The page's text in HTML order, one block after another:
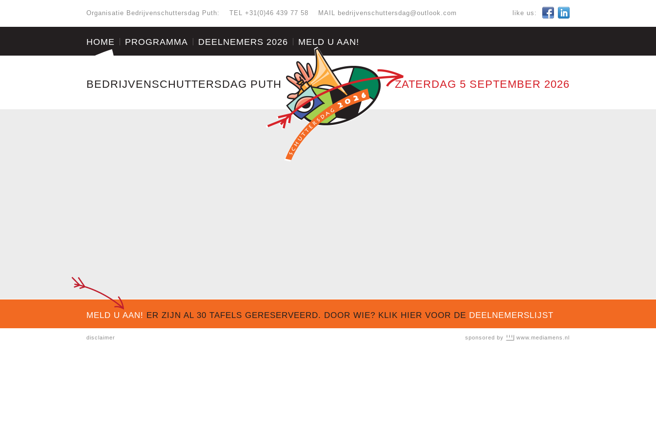
Organisatie Bedrijvenschuttersdag Puth: TEL +31(0)46 439 77 58 MAIL bedrijvenschuttersdag@outlook.com like us:
HOME PROGRAMMA DEELNEMERS 2026 MELD U AAN!
BEDRIJVENSCHUTTERSDAG PUTH ZATERDAG 5 SEPTEMBER 2026
MELD U AAN! ER ZIJN AL 30 TAFELS GERESERVEERD. DOOR WIE? KLIK HIER VOOR DE DEELNEMERSLIJST
sponsored by www.mediamens.nl
disclaimer